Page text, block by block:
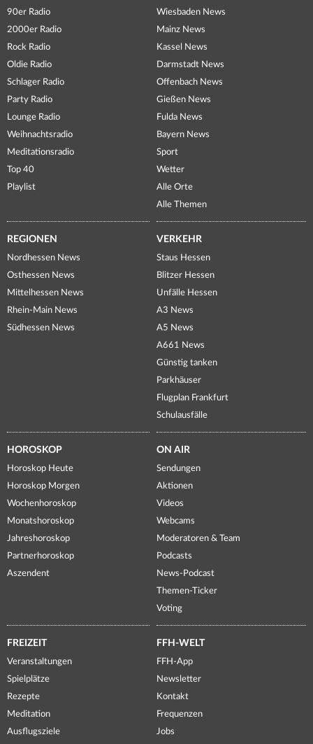
90er Radio
2000er Radio
Rock Radio
Oldie Radio
Schlager Radio
Party Radio
Lounge Radio
Weihnachtsradio
Meditationsradio
Top 40
Playlist
Wiesbaden News
Mainz News
Kassel News
Darmstadt News
Offenbach News
Gießen News
Fulda News
Bayern News
Sport
Wetter
Alle Orte
Alle Themen
REGIONEN
Nordhessen News
Osthessen News
Mittelhessen News
Rhein-Main News
Südhessen News
VERKEHR
Staus Hessen
Blitzer Hessen
Unfälle Hessen
A3 News
A5 News
A661 News
Günstig tanken
Parkhäuser
Flugplan Frankfurt
Schulausfälle
HOROSKOP
Horoskop Heute
Horoskop Morgen
Wochenhoroskop
Monatshoroskop
Jahreshoroskop
Partnerhoroskop
Aszendent
ON AIR
Sendungen
Aktionen
Videos
Webcams
Moderatoren & Team
Podcasts
News-Podcast
Themen-Ticker
Voting
FREIZEIT
Veranstaltungen
Spielplätze
Rezepte
Meditation
Ausflugsziele
FFH-WELT
FFH-App
Newsletter
Kontakt
Frequenzen
Jobs